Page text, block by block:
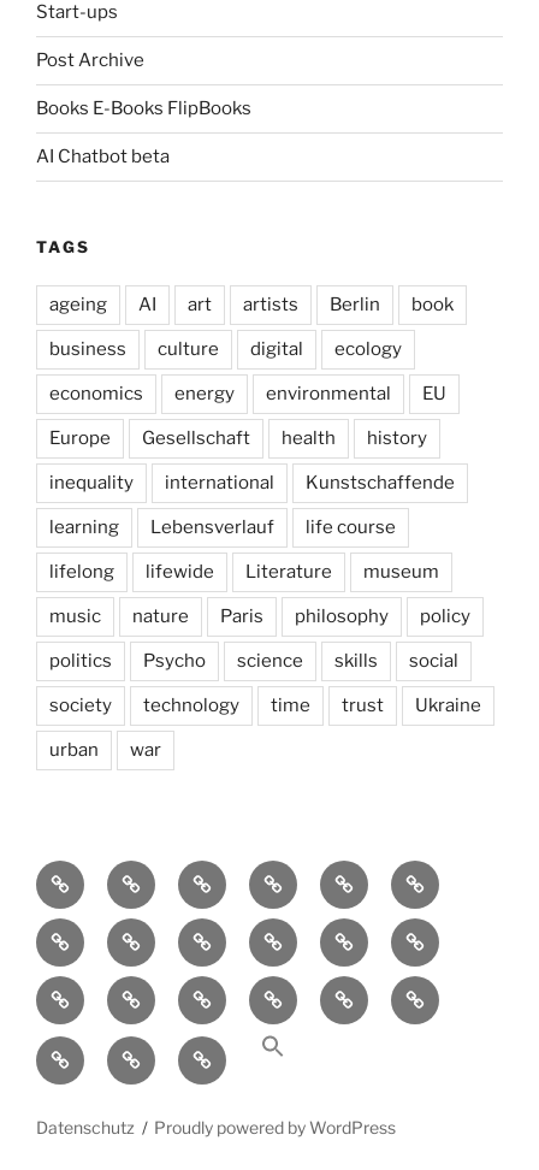
Start-ups
Post Archive
Books E-Books FlipBooks
AI Chatbot beta
TAGS
ageing AI art artists Berlin book
business culture digital ecology
economics energy environmental EU
Europe Gesellschaft health history
inequality international Kunstschaffende
learning Lebensverlauf life course
lifelong lifewide Literature museum
music nature Paris philosophy policy
politics Psycho science skills social
society technology time trust Ukraine
urban war
Brain
and
storming
AI Artists behavioraldemocracyeconomics
EnvironmentEurope Global health History Life
course
Social
Science
society sociologySozialwissenschaft
start-
up
technology
transparencyUngleichheit
Zukunft
Datenschutz Proudly powered by WordPress